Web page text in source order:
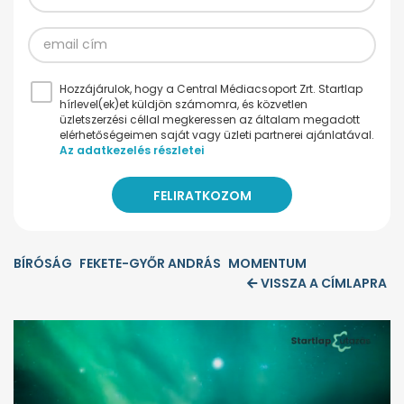
Hozzájárulok, hogy a Central Médiacsoport Zrt. Startlap
hírlevel(ek)et küldjön számomra, és közvetlen
üzletszerzési céllal megkeressen az általam megadott
elérhetőségeimen saját vagy üzleti partnerei ajánlatával.
Az adatkezelés részletei
BÍRÓSÁG FEKETE-GYŐR ANDRÁS MOMENTUM
VISSZA A CÍMLAPRA